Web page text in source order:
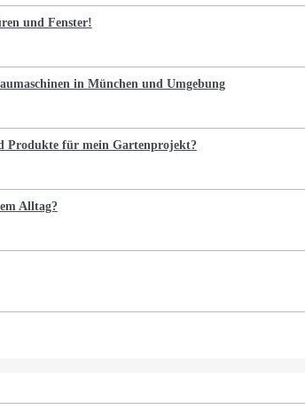
und Fenster!
in München und Umgebung
Produkte für mein Gartenprojekt?
Alltag?